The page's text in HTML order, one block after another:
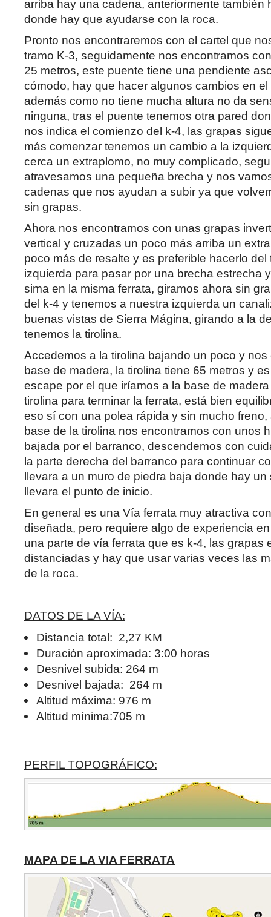
arriba hay una cadena, anteriormente también
donde hay que ayudarse con la roca.
Pronto nos encontraremos con el cartel que
tramo K-3, seguidamente nos encontramos
25 metros, este puente tiene una pendiente
cómodo, hay que hacer algunos cambios en
además como no tiene mucha altura no da
ninguna, tras el puente tenemos otra pared
nos indica el comienzo del k-4, las grapas
más comenzar tenemos un cambio a la
cerca un extraplomo, no muy complicado,
atravesamos una pequeña brecha y nos
cadenas que nos ayudan a subir ya que
sin grapas.
Ahora nos encontramos con unas grapas
vertical y cruzadas un poco más arriba un
poco más de resalte y es preferible hacerlo del
izquierda para pasar por una brecha estrecha
sima en la misma ferrata, giramos ahora sin
del k-4 y tenemos a nuestra izquierda un
buenas vistas de Sierra Mágina, girando a la
tenemos la tirolina.
Accedemos a la tirolina bajando un poco y
base de madera, la tirolina tiene 65 metros y
escape por el que iríamos a la base de
tirolina para terminar la ferrata, está bien
eso sí con una polea rápida y sin mucho freno,
base de la tirolina nos encontramos con unos
bajada por el barranco, descendemos con
la parte derecha del barranco para continuar
llevara a un muro de piedra baja donde hay
llevara el punto de inicio.
En general es una Vía ferrata muy atractiva
diseñada, pero requiere algo de experiencia
una parte de vía ferrata que es k-4, las grapas
distanciadas y hay que usar varias veces las
de la roca.
DATOS DE LA VÍA:
Distancia total: 2,27 KM
Duración aproximada: 3:00 horas
Desnivel subida: 264 m
Desnivel bajada: 264 m
Altitud máxima: 976 m
Altitud mínima:705 m
PERFIL TOPOGRÁFICO:
MAPA DE LA VIA FERRATA